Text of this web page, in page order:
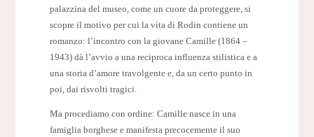
palazzina del museo, come un cuore da proteggere, si
scopre il motivo per cui la vita di Rodin contiene un
romanzo: l’incontro con la giovane Camille (1864 –
1943) dà l’avvio a una reciproca influenza stilistica e a
una storia d’amore travolgente e, da un certo punto in
poi, dai risvolti tragici.
Ma procediamo con ordine: Camille nasce in una
famiglia borghese e manifesta precocemente il suo